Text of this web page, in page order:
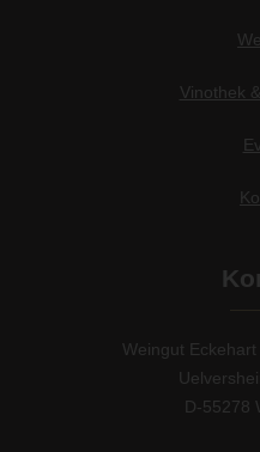
Vinothek
Weingut
D-55278